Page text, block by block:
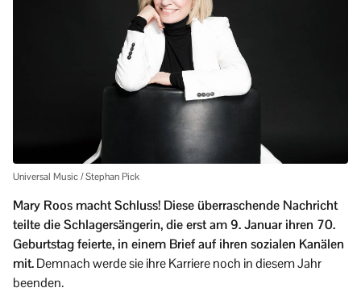
Universal Music / Stephan Pick
Mary Roos macht Schluss! Diese überraschende Nachricht
teilte die Schlagersängerin, die erst am 9. Januar ihren 70.
Geburtstag feierte, in einem Brief auf ihren sozialen Kanälen
mit.Demnach werde sie ihre Karriere noch in diesem Jahr
beenden.